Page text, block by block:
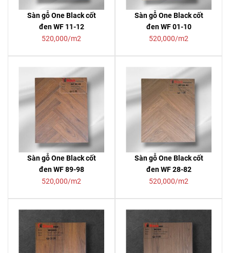
Sàn gỗ One Black cốt
đen WF 11-12
520,000/m2
Sàn gỗ One Black cốt
đen WF 01-10
520,000/m2
Sàn gỗ One Black cốt
đen WF 89-98
520,000/m2
Sàn gỗ One Black cốt
đen WF 28-82
520,000/m2